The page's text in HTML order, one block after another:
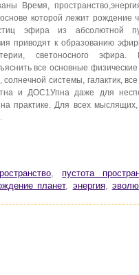
Время,
которой лежит рождение
эфира из абсолютной
приводят к образованию
светоносного эфира.
все основные
солнечной системы, галактик,
и ДОС1Упна даже для
практике. Для всех
,пустота
планет, энергия,